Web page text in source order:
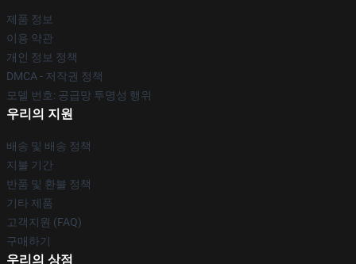
제품 정보
이용 약관
개인 정보 정책
DMCA - 저작권 정책
모델 번호: 공급망 투명성 행위
우리의 지원
배송 및 배송 정책
지불 기간
반품 및 환불 정책
기타 제품
고객지원 (FAQ)
구매하기
우리의 상점